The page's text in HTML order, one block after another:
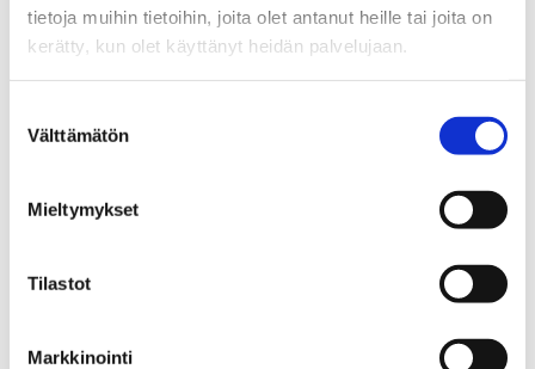
tietoja muihin tietoihin, joita olet antanut heille tai joita on
kerätty, kun olet käyttänyt heidän palvelujaan.
valinta
Välttämätön
Mieltymykset
Tilastot
Markkinointi